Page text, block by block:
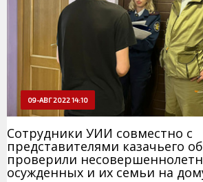
09-АВГ 2022 14:10
Сотрудники УИИ совместно с
представителями казачьего
проверили
осужденных и их семьи на